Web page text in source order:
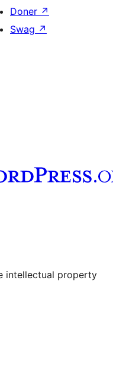
Doner ↗
Swag ↗
account
intellectual property